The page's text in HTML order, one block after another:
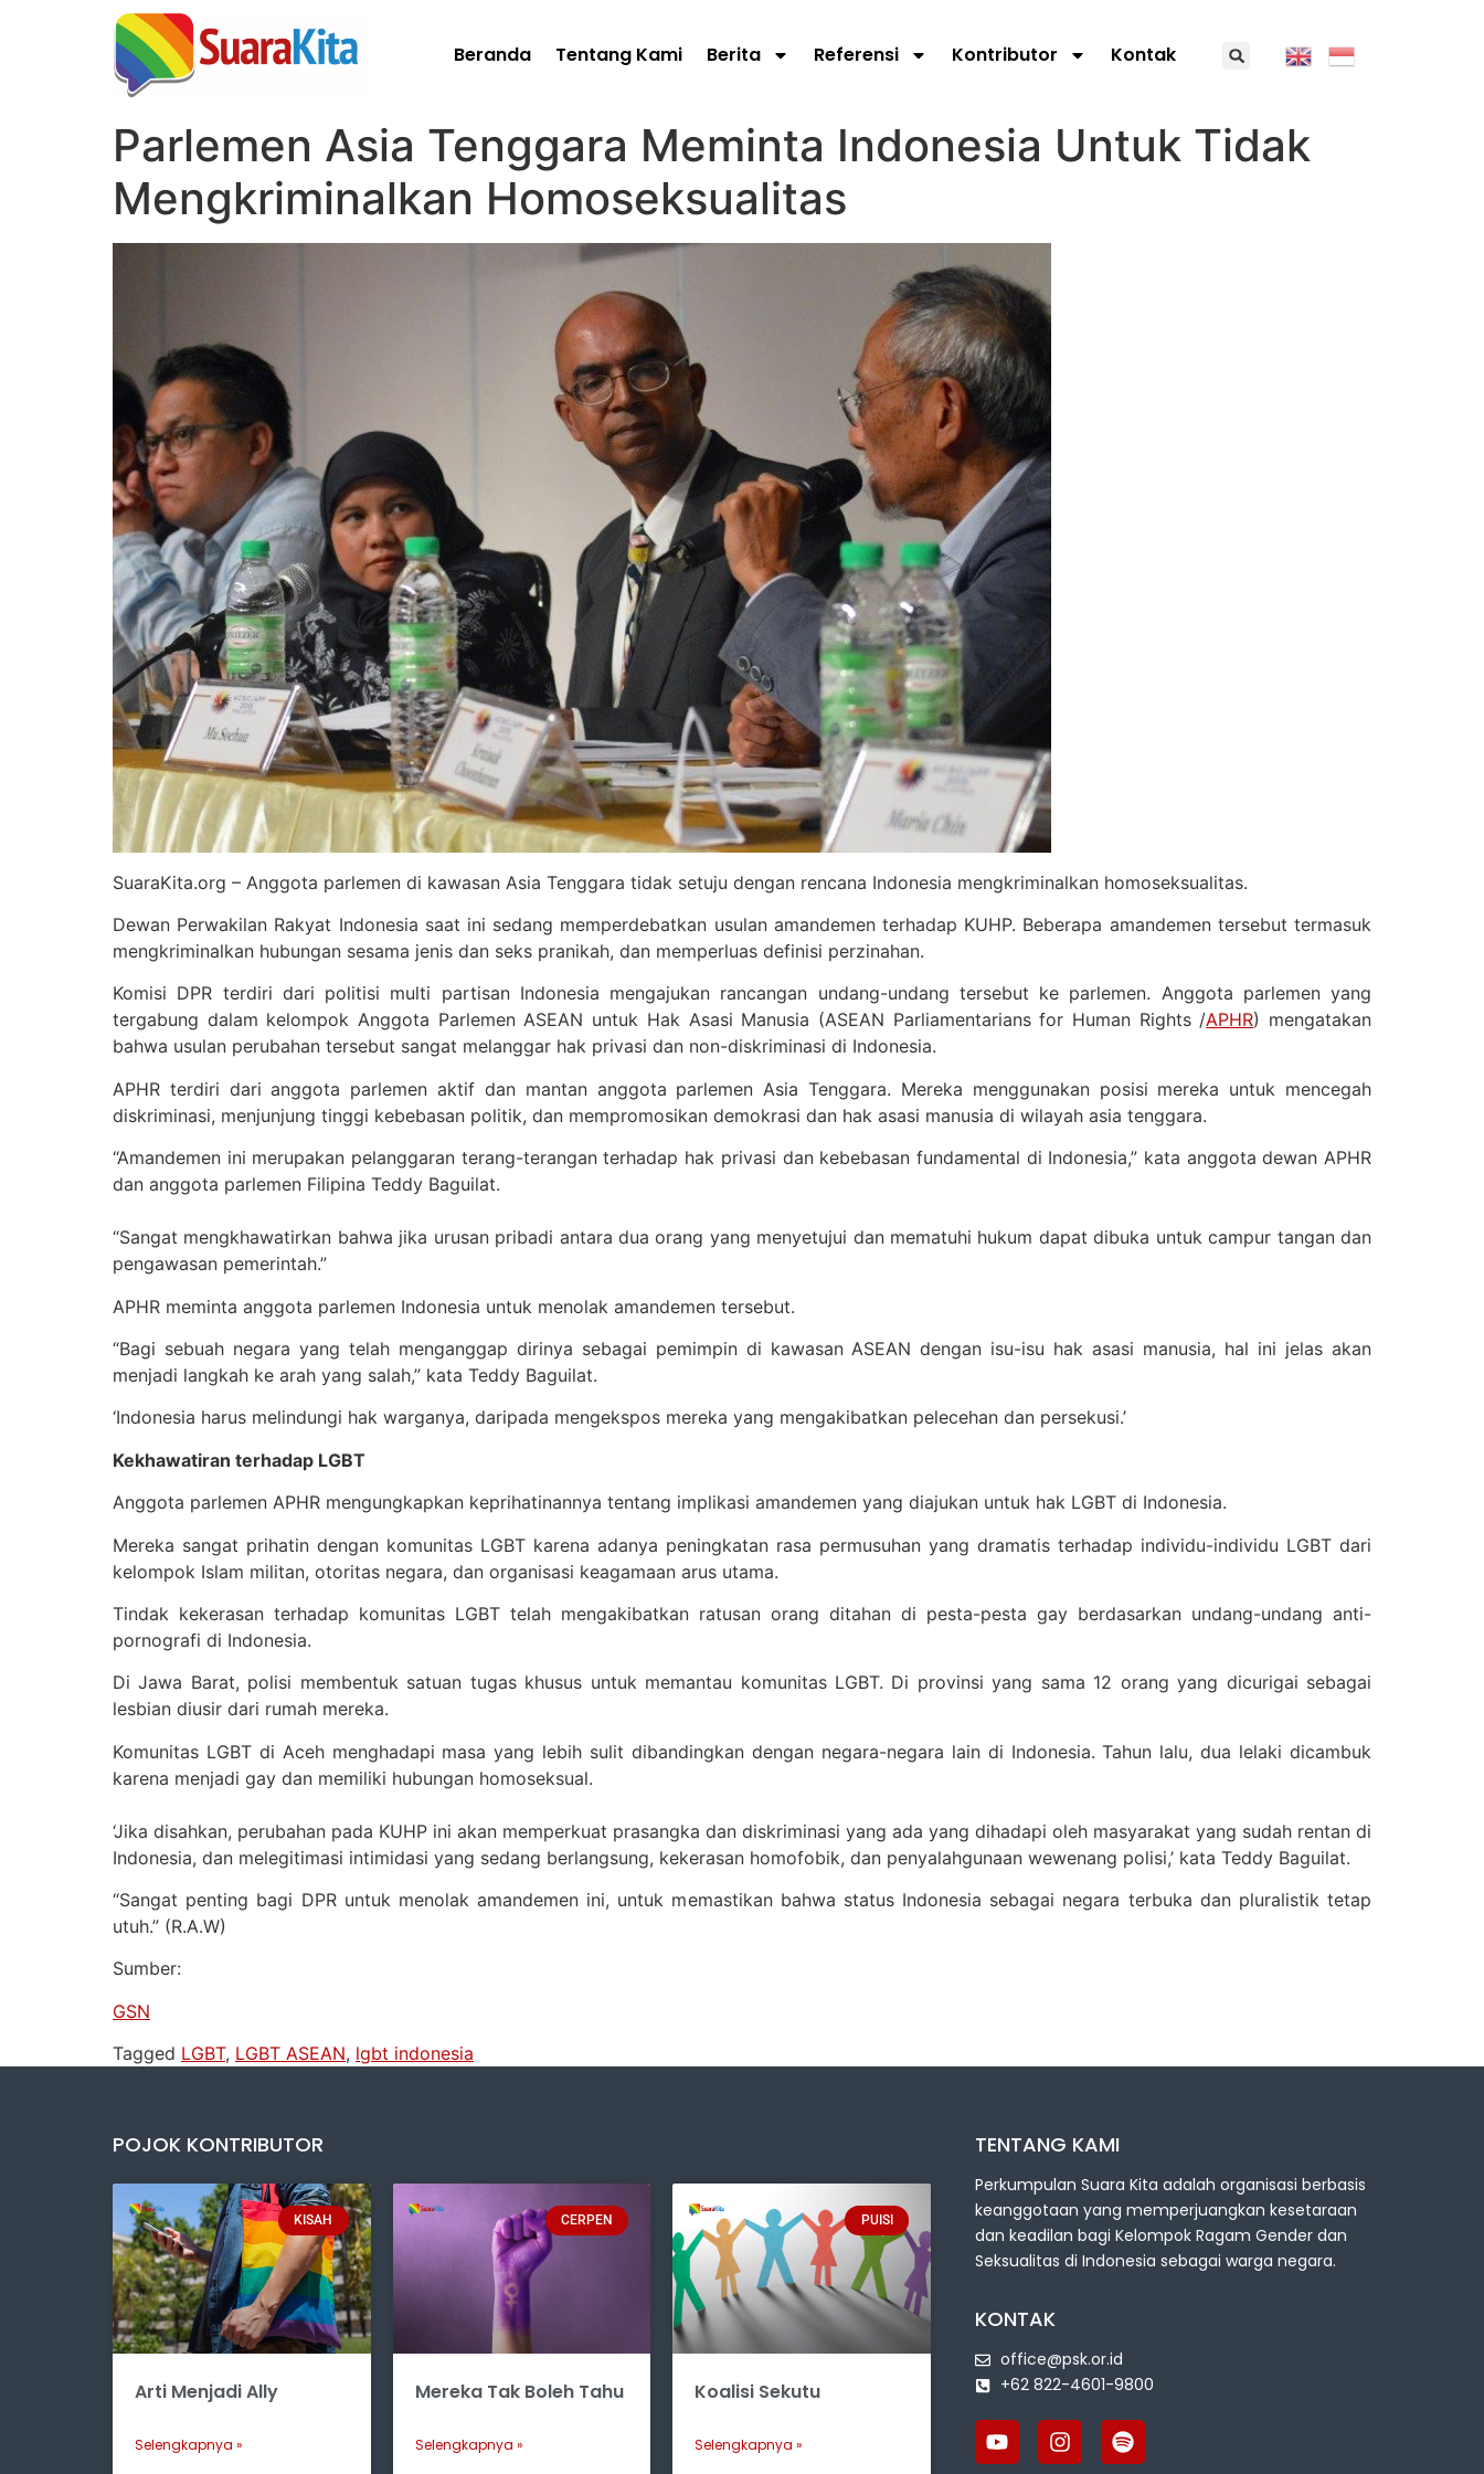
Beranda Tentang Kami Berita Referensi Kontributor Kontak
Parlemen Asia Tenggara Meminta Indonesia Untuk Tidak
Mengkriminalkan Homoseksualitas
SuaraKita.org – Anggota parlemen di kawasan Asia Tenggara tidak setuju dengan rencana Indonesia mengkriminalkan homoseksualitas.
Dewan Perwakilan Rakyat Indonesia saat ini sedang memperdebatkan usulan amandemen terhadap KUHP. Beberapa amandemen tersebut termasuk
mengkriminalkan hubungan sesama jenis dan seks pranikah, dan memperluas definisi perzinahan.
Komisi DPR terdiri dari politisi multi partisan Indonesia mengajukan rancangan undang-undang tersebut ke parlemen. Anggota parlemen yang
tergabung dalam kelompok Anggota Parlemen ASEAN untuk Hak Asasi Manusia (ASEAN Parliamentarians for Human Rights /APHR) mengatakan
bahwa usulan perubahan tersebut sangat melanggar hak privasi dan non-diskriminasi di Indonesia.
APHR terdiri dari anggota parlemen aktif dan mantan anggota parlemen Asia Tenggara. Mereka menggunakan posisi mereka untuk mencegah
diskriminasi, menjunjung tinggi kebebasan politik, dan mempromosikan demokrasi dan hak asasi manusia di wilayah asia tenggara.
“Amandemen ini merupakan pelanggaran terang-terangan terhadap hak privasi dan kebebasan fundamental di Indonesia,” kata anggota dewan APHR
dan anggota parlemen Filipina Teddy Baguilat.
“Sangat mengkhawatirkan bahwa jika urusan pribadi antara dua orang yang menyetujui dan mematuhi hukum dapat dibuka untuk campur tangan dan
pengawasan pemerintah.”
APHR meminta anggota parlemen Indonesia untuk menolak amandemen tersebut.
“Bagi sebuah negara yang telah menganggap dirinya sebagai pemimpin di kawasan ASEAN dengan isu-isu hak asasi manusia, hal ini jelas akan
menjadi langkah ke arah yang salah,” kata Teddy Baguilat.
‘Indonesia harus melindungi hak warganya, daripada mengekspos mereka yang mengakibatkan pelecehan dan persekusi.’
Kekhawatiran terhadap LGBT
Anggota parlemen APHR mengungkapkan keprihatinannya tentang implikasi amandemen yang diajukan untuk hak LGBT di Indonesia.
Mereka sangat prihatin dengan komunitas LGBT karena adanya peningkatan rasa permusuhan yang dramatis terhadap individu-individu LGBT dari
kelompok Islam militan, otoritas negara, dan organisasi keagamaan arus utama.
Tindak kekerasan terhadap komunitas LGBT telah mengakibatkan ratusan orang ditahan di pesta-pesta gay berdasarkan undang-undang anti-
pornografi di Indonesia.
Di Jawa Barat, polisi membentuk satuan tugas khusus untuk memantau komunitas LGBT. Di provinsi yang sama 12 orang yang dicurigai sebagai
lesbian diusir dari rumah mereka.
Komunitas LGBT di Aceh menghadapi masa yang lebih sulit dibandingkan dengan negara-negara lain di Indonesia. Tahun lalu, dua lelaki dicambuk
karena menjadi gay dan memiliki hubungan homoseksual.
‘Jika disahkan, perubahan pada KUHP ini akan memperkuat prasangka dan diskriminasi yang ada yang dihadapi oleh masyarakat yang sudah rentan di
Indonesia, dan melegitimasi intimidasi yang sedang berlangsung, kekerasan homofobik, dan penyalahgunaan wewenang polisi,’ kata Teddy Baguilat.
“Sangat penting bagi DPR untuk menolak amandemen ini, untuk memastikan bahwa status Indonesia sebagai negara terbuka dan pluralistik tetap
utuh.” (R.A.W)
Sumber:
GSN
Tagged LGBT, LGBT ASEAN, lgbt indonesia
POJOK KONTRIBUTOR
KISAH
Arti Menjadi Ally
Selengkapnya »
CERPEN
Mereka Tak Boleh Tahu
Selengkapnya »
PUISI
Koalisi Sekutu
Selengkapnya »
TENTANG KAMI
Perkumpulan Suara Kita adalah organisasi berbasis
keanggotaan yang memperjuangkan kesetaraan
dan keadilan bagi Kelompok Ragam Gender dan
Seksualitas di Indonesia sebagai warga negara.
KONTAK
office@psk.or.id
+62 822-4601-9800